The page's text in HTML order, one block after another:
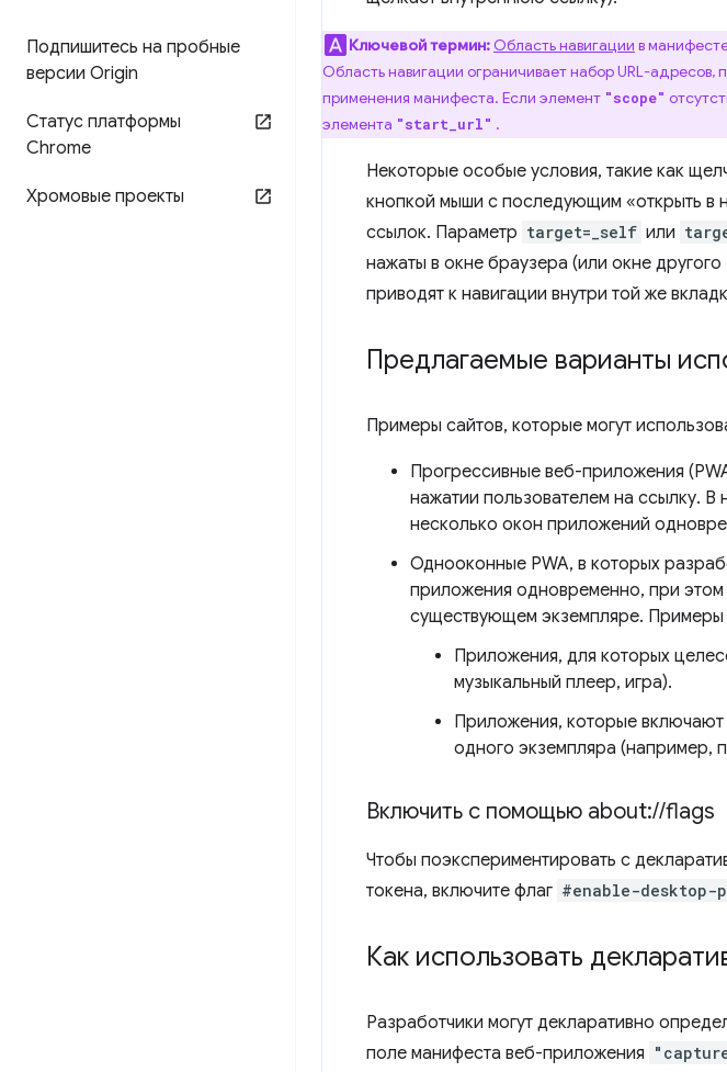
Подпишитесь на пробные
версии Origin
Статус платформы
Chrome
Хромовые проекты
Ключевой термин: Область навигации в
Область навигации ограничивает набор URL-
применения манифеста. Если элемент "scope"
элемента "start_url" .
Некоторые особые условия, такие как
кнопкой мыши с последующим «открыть в
ссылок. Параметр target=_self или
нажаты в окне браузера (или окне
приводят к навигации внутри той же
Предлагаемые варианты
Примеры сайтов, которые могут
Прогрессивные веб-приложения
нажатии пользователем на ссылку.
несколько окон приложений
Однооконные PWA, в которых
приложения одновременно, при этом
существующем экземпляре. Примеры
Приложения, для которых
музыкальный плеер, игра).
Приложения, которые включают
одного экземпляра (например,
Включить с помощью about://flags
Чтобы поэкспериментировать с
токена, включите флаг #enable-
Как использовать
Разработчики могут декларативно
поле манифеста веб-приложения